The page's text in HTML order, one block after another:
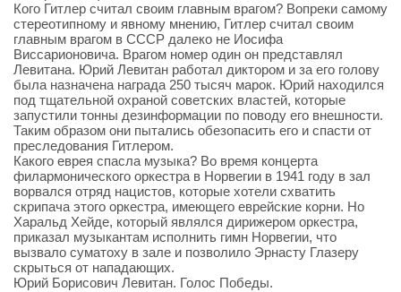
Кого Гитлер считал своим главным врагом? Вопреки самому
стереотипному и явному мнению, Гитлер считал своим
главным врагом в СССР далеко не Иосифа
Виссарионовича. Врагом номер один он представлял
Левитана. Юрий Левитан работал диктором и за его голову
была назначена награда 250 тысяч марок. Юрий находился
под тщательной охраной советских властей, которые
запустили тонны дезинформации по поводу его внешности.
Таким образом они пытались обезопасить его и спасти от
преследования Гитлером.
Какого еврея спасла музыка? Во время концерта
филармонического оркестра в Норвегии в 1941 году в зал
ворвался отряд нацистов, которые хотели схватить
скрипача этого оркестра, имеющего еврейские корни. Но
Харальд Хейде, который являлся дирижером оркестра,
приказал музыкантам исполнить гимн Норвегии, что
вызвало суматоху в зале и позволило Эрнасту Глазеру
скрыться от нападающих.
Юрий Борисович Левитан. Голос Победы.